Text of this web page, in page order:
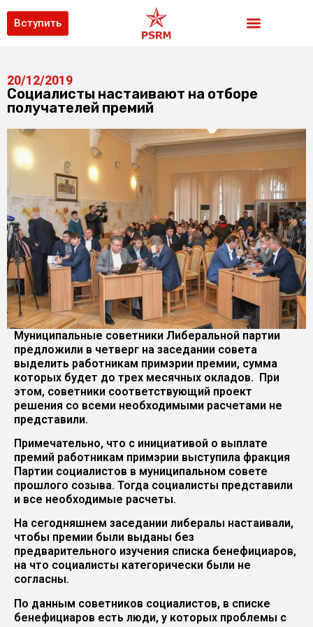
Вступить
20/12/2019
Социалисты настаивают на отборе
получателей премий
Муниципальные советники Либеральной партии
предложили в четверг на заседании совета
выделить работникам примэрии премии, сумма
которых будет до трех месячных окладов. При
этом, советники соответствующий проект
решения со всеми необходимыми расчетами не
представили.
Примечательно, что с инициативой о выплате
премий работникам примэрии выступила фракция
Партии социалистов в муниципальном совете
прошлого созыва. Тогда социалисты представили
и все необходимые расчеты.
На сегодняшнем заседании либералы настаивали,
чтобы премии были выданы без
предварительного изучения списка бенефициаров,
на что социалисты категорически были не
согласны.
По данным советников социалистов, в списке
бенефициаров есть люди, у которых проблемы с